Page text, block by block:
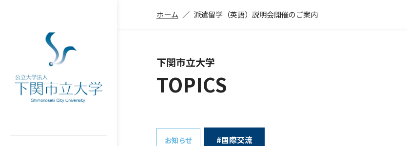
ホーム 派遣留学（英語）説明会開催のご案内
下関市立大学
TOPICS
お知らせ #国際交流